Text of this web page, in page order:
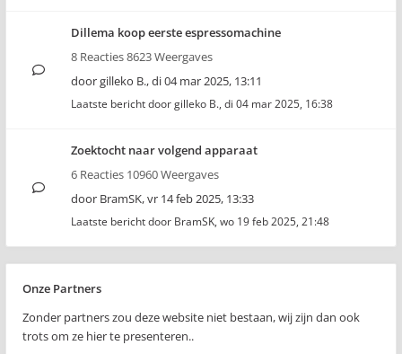
Dillema koop eerste espressomachine
8 Reacties 8623 Weergaves
doorgilleko B.,di 04 mar 2025, 13:11
Laatste bericht doorgilleko B., di 04 mar 2025, 16:38
Zoektocht naar volgend apparaat
6 Reacties 10960 Weergaves
door BramSK,vr 14 feb 2025, 13:33
Laatste bericht door BramSK, wo 19 feb 2025, 21:48
Onze Partners
Zonder partners zou deze website niet bestaan, wij zijn dan ook
trots om ze hier te presenteren..